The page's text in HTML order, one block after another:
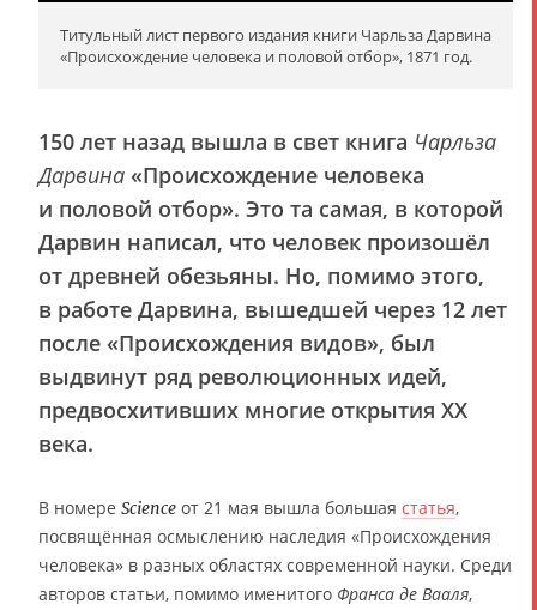
Титульный лист первого издания книги Чарльза Дарвина
«Происхождение человека и половой отбор», 1871 год.
150 лет назад вышла в свет книга Чарльза
Дарвина «Происхождение человека
и половой отбор». Это та самая, в которой
Дарвин написал, что человек произошёл
от древней обезьяны. Но, помимо этого,
в работе Дарвина, вышедшей через 12 лет
после «Происхождения видов», был
выдвинут ряд революционных идей,
предвосхитивших многие открытия XX
века.
В номере Science от 21 мая вышла большая статья,
посвящённая осмыслению наследия «Происхождения
человека» в разных областях современной науки. Среди
авторов статьи, помимо именитого Франса де Вааля,